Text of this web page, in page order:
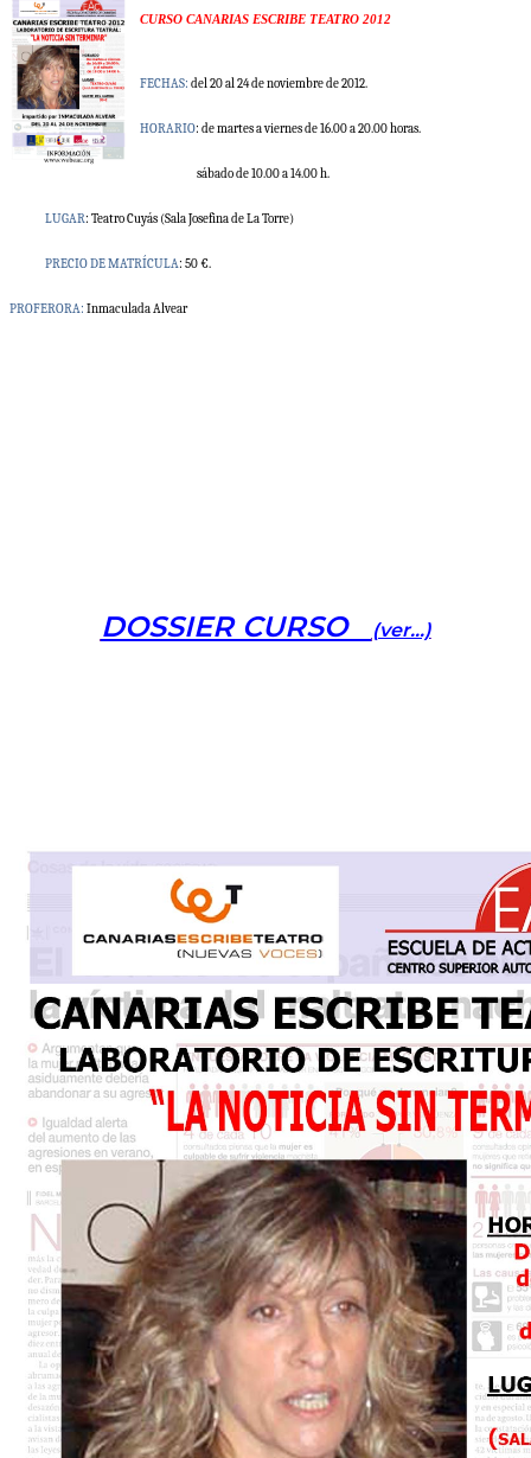
CURSO CANARIAS ESCRIBE TEATRO 2012
FECHAS: del 20al24 de noviembrede 2012.
HORARIO: de martes a viernes de 16.00 a 20.00 horas.
sábado de 10.00 a 14.00 h.
LUGAR: Teatro Cuyás (Sala Josefina de La Torre)
PRECIO DE MATRÍCULA: 50 €.
PROFERORA: Inmaculada Alvear
DOSSIER CURSO (ver…)